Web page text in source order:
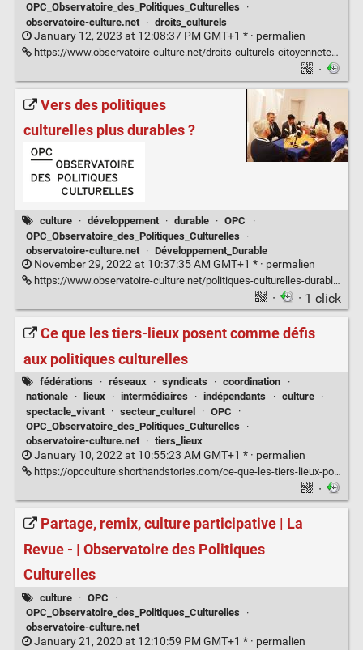
OPC_Observatoire_des_Politiques_Culturelles
·
observatoire-culture.net
· droits_culturels
January 12, 2023 at 12:08:37 PM GMT+1 * · permalien
https://www.observatoire-culture.net/droits-culturels-citoyennete-differenciee-vers-redecouverte-agir-culturel-commun/
·
Vers des politiques
culturelles plus durables ?
culture · développement · durable · OPC
·
OPC_Observatoire_des_Politiques_Culturelles
·
observatoire-culture.net
· Développement_Durable
November 29, 2022 at 10:37:35 AM GMT+1 * · permalien
https://www.observatoire-culture.net/politiques-culturelles-durables/
· · 1 click
Ce que les tiers-lieux posent comme défis
aux politiques culturelles
fédérations · réseaux · syndicats · coordination
·
nationale
· lieux · intermédiaires · indépendants · culture
·
spectacle_vivant
· secteur_culturel · OPC
·
OPC_Observatoire_des_Politiques_Culturelles
·
observatoire-culture.net
· tiers_lieux
January 10, 2022 at 10:55:23 AM GMT+1 * · permalien
https://opcculture.shorthandstories.com/ce-que-les-tiers-lieux-posent-comme-defis-aux-politiques-culturelles-observatoire-des-politiques-culturelles/#_ftn2
·
Partage, remix, culture participative | La
Revue - | Observatoire des Politiques
Culturelles
culture · OPC
·
OPC_Observatoire_des_Politiques_Culturelles
·
observatoire-culture.net
January 21, 2020 at 12:10:59 PM GMT+1 * · permalien